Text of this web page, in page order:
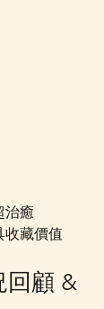
治癒
收藏價值
回顧 &